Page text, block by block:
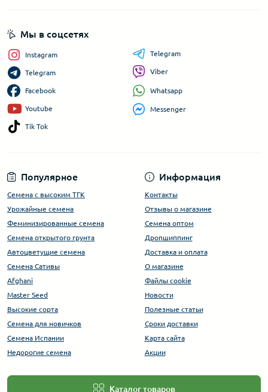
Популярное
Семена с высоким ТГК
Урожайные семена
Феминизированные семена
Семена открытого грунта
Автоцветущие семена
Семена Сативы
Afghani
Master Seed
Высокие сорта
Cемена для новичков
Семена Испании
Недорогие семена
Информация
Контакты
Отзывы о магазине
Семена оптом
Дропшиппинг
Доставка и оплата
О магазине
Файлы cookie
Новости
Полезные статьи
Сроки доставки
Карта сайта
Акции
Каталог товаров
Мы в соцсетях
Instagram
Telegram
Facebook
Youtube
Tik Tok
Telegram
Viber
Whatsapp
Messenger